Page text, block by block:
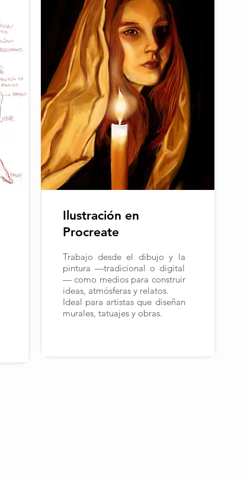
Ilustración en
Procreate
Trabajo desde el dibujo y la
pintura —tradicional o digital
— como medios para construir
ideas, atmósferas y relatos.
Ideal para artistas que diseñan
murales, tatuajes y obras.